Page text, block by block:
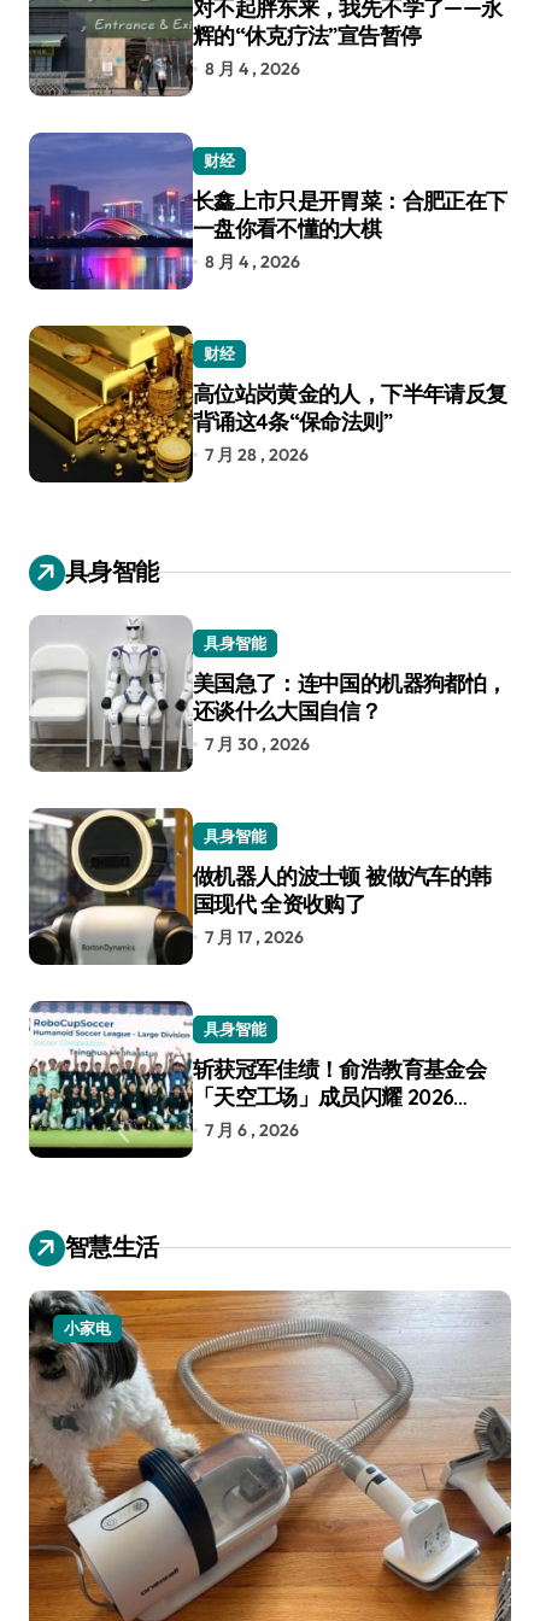
对不起胖东来，我先不学了——永
辉的“休克疗法”宣告暂停
8 月 4 , 2026
财经
长鑫上市只是开胃菜：合肥正在下
一盘你看不懂的大棋
8 月 4 , 2026
财经
高位站岗黄金的人，下半年请反复
背诵这4条“保命法则”
7 月 28 , 2026
具身智能
具身智能
美国急了：连中国的机器狗都怕，
还谈什么大国自信？
7 月 30 , 2026
具身智能
做机器人的波士顿 被做汽车的韩
国现代 全资收购了
7 月 17 , 2026
具身智能
斩获冠军佳绩！俞浩教育基金会
「天空工场」成员闪耀 2026
RoboCup 机器人世界杯
7 月 6 , 2026
智慧生活
小家电